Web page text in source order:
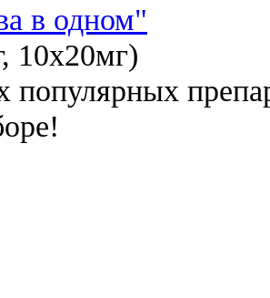
в одном"
10x20мг)
популярных